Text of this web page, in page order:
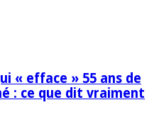
« efface » 55 ans de
: ce que dit vraiment